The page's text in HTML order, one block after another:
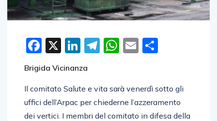
Facebook
X LinkedIn
Telegram
WhatsApp
Email
Brigida Vicinanza
Il comitato Salute e vita sarà venerdì sotto gli
uffici dell’Arpac per chiederne l’azzeramento
dei vertici. I membri del comitato in difesa della